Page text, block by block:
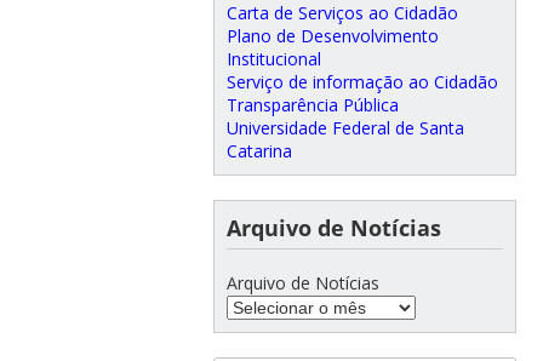
Carta de Serviços ao Cidadão
Plano de Desenvolvimento
Institucional
Serviço de informação ao Cidadão
Transparência Pública
Universidade Federal de Santa
Catarina
Arquivo de Notícias
Arquivo de Notícias